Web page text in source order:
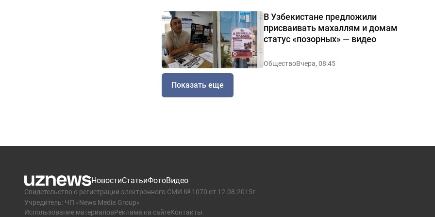
В Узбекистане предложили
присваивать махаллям и домам
статус «позорных» — видео
ОбществоВчера, 08:45
Показать еще
НовостиСтатьиФотоВидео
Свидетельство о регистрации электронного СМИ № 1070 от 12.08.2015г.
Учредитель: ЧП «News Media Group»
Использование материаловРеклама на сайтеКонтакты